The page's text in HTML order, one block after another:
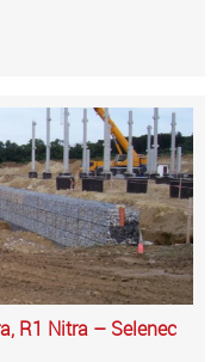
R1 Nitra – Selenec